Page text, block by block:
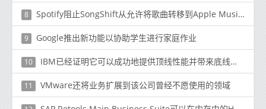
8 Spotify阻止SongShift从允许将歌曲转移到Apple Music等其他服务
9 Google推出新功能以协助学生进行家庭作业
10 IBM已经证明它可以成功地提供顶线性能并带来底线优势
11 VMware还将业务扩展到该公司曾经不愿使用的领域